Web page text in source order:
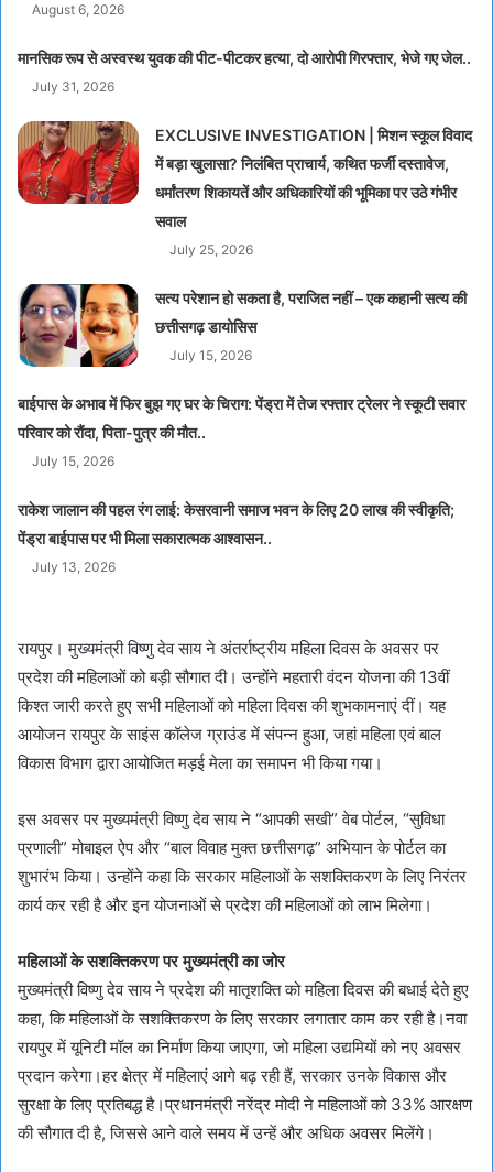
August 6, 2026
मानसिक रूप से अस्वस्थ युवक की पीट-पीटकर हत्या, दो आरोपी गिरफ्तार, भेजे गए जेल..
July 31, 2026
EXCLUSIVE INVESTIGATION | मिशन स्कूल विवाद
में बड़ा खुलासा? निलंबित प्राचार्य, कथित फर्जी दस्तावेज,
धर्मांतरण शिकायतें और अधिकारियों की भूमिका पर उठे गंभीर
सवाल
July 25, 2026
सत्य परेशान हो सकता है, पराजित नहीं – एक कहानी सत्य की
छत्तीसगढ़ डायोसिस
July 15, 2026
बाईपास के अभाव में फिर बुझ गए घर के चिराग: पेंड्रा में तेज रफ्तार ट्रेलर ने स्कूटी सवार
परिवार को रौंदा, पिता-पुत्र की मौत..
July 15, 2026
राकेश जालान की पहल रंग लाई: केसरवानी समाज भवन के लिए 20 लाख की स्वीकृति;
पेंड्रा बाईपास पर भी मिला सकारात्मक आश्वासन..
July 13, 2026
रायपुर। मुख्यमंत्री विष्णु देव साय ने अंतर्राष्ट्रीय महिला दिवस के अवसर पर
प्रदेश की महिलाओं को बड़ी सौगात दी। उन्होंने महतारी वंदन योजना की 13वीं
किश्त जारी करते हुए सभी महिलाओं को महिला दिवस की शुभकामनाएं दीं। यह
आयोजन रायपुर के साइंस कॉलेज ग्राउंड में संपन्न हुआ, जहां महिला एवं बाल
विकास विभाग द्वारा आयोजित मड़ई मेला का समापन भी किया गया।
इस अवसर पर मुख्यमंत्री विष्णु देव साय ने “आपकी सखी” वेब पोर्टल, “सुविधा
प्रणाली” मोबाइल ऐप और “बाल विवाह मुक्त छत्तीसगढ़” अभियान के पोर्टल का
शुभारंभ किया। उन्होंने कहा कि सरकार महिलाओं के सशक्तिकरण के लिए निरंतर
कार्य कर रही है और इन योजनाओं से प्रदेश की महिलाओं को लाभ मिलेगा।
महिलाओं के सशक्तिकरण पर मुख्यमंत्री का जोर
मुख्यमंत्री विष्णु देव साय ने प्रदेश की मातृशक्ति को महिला दिवस की बधाई देते हुए
कहा, कि महिलाओं के सशक्तिकरण के लिए सरकार लगातार काम कर रही है।नवा
रायपुर में यूनिटी मॉल का निर्माण किया जाएगा, जो महिला उद्यमियों को नए अवसर
प्रदान करेगा।हर क्षेत्र में महिलाएं आगे बढ़ रही हैं, सरकार उनके विकास और
सुरक्षा के लिए प्रतिबद्ध है।प्रधानमंत्री नरेंद्र मोदी ने महिलाओं को 33% आरक्षण
की सौगात दी है, जिससे आने वाले समय में उन्हें और अधिक अवसर मिलेंगे।